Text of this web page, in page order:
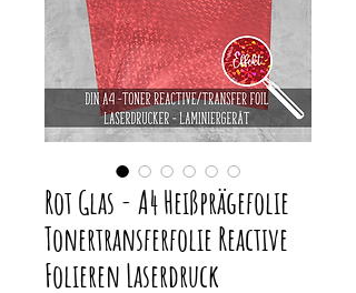
Rot Glas - A4 Heißprägefolie
Tonertransferfolie Reactive
Folieren Laserdruck